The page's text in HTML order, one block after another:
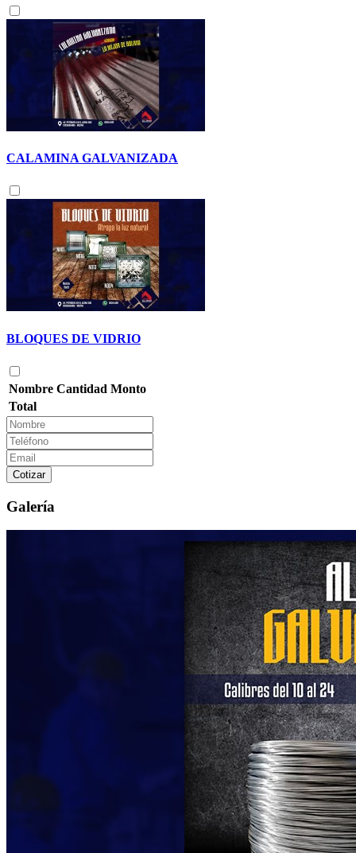
CALAMINA GALVANIZADA
BLOQUES DE VIDRIO
Nombre Cantidad Monto
Total
Cotizar
Galería